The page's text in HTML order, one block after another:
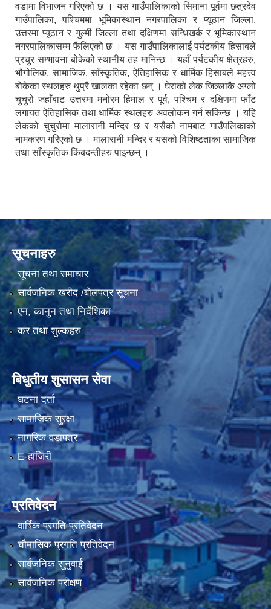
वडामा विभाजन गरिएको छ । यस गाउँपालिकाको सिमाना पूर्वमा छत्रदेव
गाउँपालिका, पश्चिममा भूमिकास्थान नगरपालिका र प्यूठान जिल्ला,
उत्तरमा प्यूठान र गुल्मी जिल्ला तथा दक्षिणमा सन्धिखर्क र भूमिकास्थान
नगरपालिकासम्म फैलिएको छ । यस गाउँपालिकालाई पर्यटकीय हिसाबले
प्रचुर सम्भावना बोकेको स्थानीय तह मानिन्छ । यहाँ पर्यटकीय क्षेत्रहरु,
भौगोलिक, सामाजिक, साँस्कृतिक, ऐतिहासिक र धार्मिक हिसाबले महत्त्व
बोकेका स्थलहरु थुप्रै खालका रहेका छन् । घेराको लेक जिल्लाकै अग्लो
चुचुरो जहाँबाट उत्तरमा मनोरम हिमाल र पूर्व, पश्चिम र दक्षिणमा फाँट
लगायत ऐतिहासिक तथा धार्मिक स्थलहरु अवलोकन गर्न सकिन्छ । यहि
लेकको चुचुरोमा मालारानी मन्दिर छ र यसैको नामबाट गाउँपलिकाको
नामकरण गरिएको छ । मालारानी मन्दिर र यसको विशिष्टताका सामाजिक
तथा साँस्कृतिक किंबदन्तीहरु पाइन्छन् ।
सूचनाहरु
सूचना तथा समाचार
सार्वजनिक खरीद /बोलपत्र सूचना
एन, कानुन तथा निर्देशिका
कर तथा शुल्कहरु
बिधुतीय शुसासन सेवा
घटना दर्ता
सामाजिक सुरक्षा
नागरिक वडापत्र
E-हाजिरी
प्रतिवेदन
वार्षिक प्रगति प्रतिवेदन
चौमासिक प्रगति प्रतिवेदन
सार्वजनिक सुनुवाई
सार्वजनिक परीक्षण